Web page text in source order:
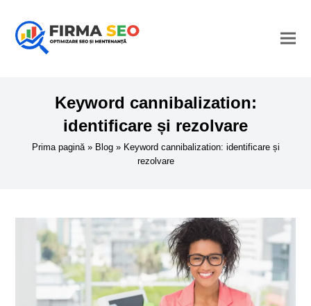
Keyword cannibalization:
identificare și rezolvare
Prima pagină» Blog» Keyword cannibalization: identificare și
rezolvare